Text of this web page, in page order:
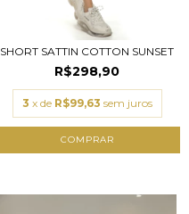
SHORT SATTIN COTTON SUNSET
R$298,90
3 x de R$99,63 sem juros
COMPRAR